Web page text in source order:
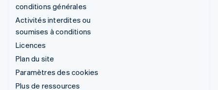
conditions générales
Activités interdites ou
soumises à conditions
Licences
Plan du site
Paramètres des cookies
Plus de ressources